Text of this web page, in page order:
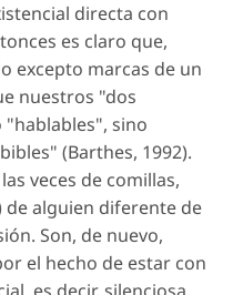
directa con
es claro que,
excepto marcas de un
nuestros "dos
sino
(Barthes, 1992).
veces de comillas,
de alguien diferente de
Son, de nuevo,
el hecho de estar con